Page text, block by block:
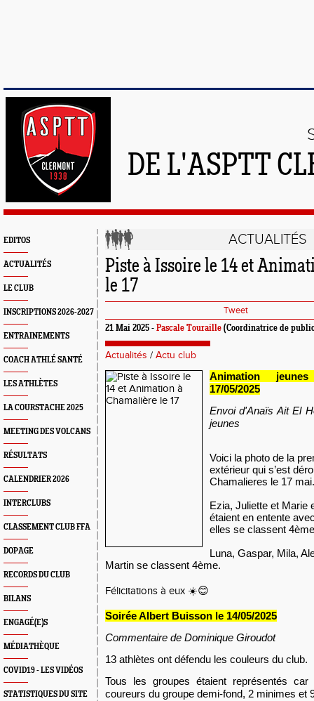
DE L'ASPTT
EDITOS
ACTUALITÉS
LE CLUB
INSCRIPTIONS 2026-2027
ENTRAINEMENTS
COACH ATHLÉ SANTÉ
LES ATHLÈTES
LA COURSTACHE 2025
MEETING DES VOLCANS
RÉSULTATS
CALENDRIER 2026
INTERCLUBS
CLASSEMENT CLUB FFA
DOPAGE
RECORDS DU CLUB
BILANS
ENGAGÉ(E)S
MÉDIATHÈQUE
COVID19 - LES VIDÉOS
STATISTIQUES DU SITE
ACTUALITÉS
Piste à Issoire le 14 et
le 17
Tweet
21 Mai 2025 - Pascale Touraille (Coordinatrice de
Actualités / Actu club
Animation
17/05/2025
Envoi d'Anaïs Ait El
jeunes
Voici la photo de la
extérieur qui s’est
Chamalieres le 17 mai.
Ezia, Juliette et Marie
étaient en entente
elles se classent
Luna, Gaspar, Mila,
Martin se classent 4ème.
Félicitations à eux ☀️😊
Soirée Albert Buisson le 14/05/2025
Commentaire de Dominique Giroudot
13 athlètes ont défendu les couleurs du club.
Tous les groupes étaient représentés
coureurs du groupe demi-fond, 2 minimes et